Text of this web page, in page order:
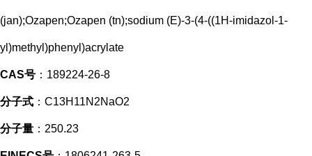
(jan);Ozapen;Ozapen (tn);sodium (E)-3-(4-((1H-imidazol-1-
yl)methyl)phenyl)acrylate
CAS号 ：189224-26-8
分子式 ：C13H11N2NaO2
分子量 ：250.23